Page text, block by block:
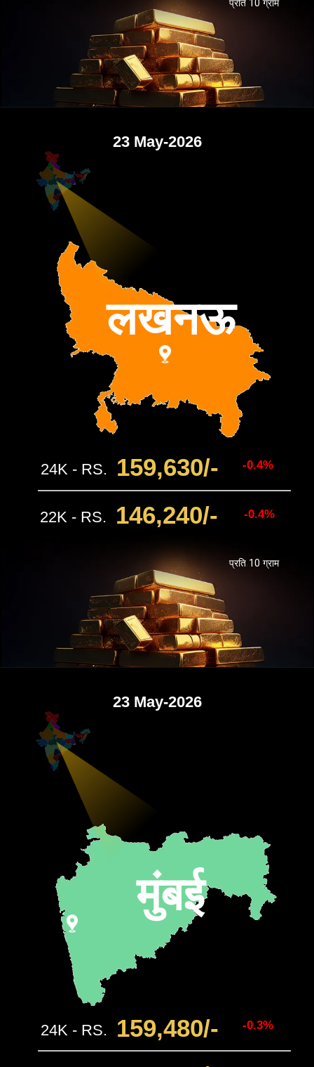
प्रति 10 ग्राम
23 May-2026
24K - RS. -0.4%
159,630/-
22K - RS. -0.4%
146,240/-
लखनऊ
प्रति 10 ग्राम
23 May-2026
24K - RS. -0.3%
159,480/-
मुंबई